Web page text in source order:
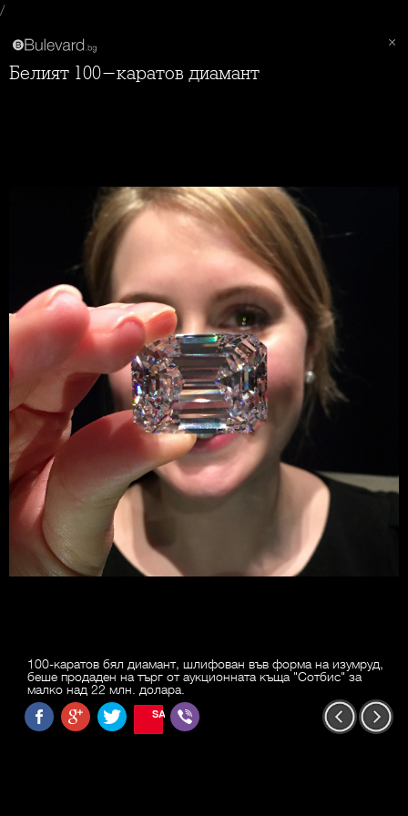
/
Белият 100-каратов диамант
100-каратов бял диамант, шлифован във форма на изумруд,
беше продаден на търг от аукционната къща "Сотбис" за
малко над 22 млн. долара.
SAVE